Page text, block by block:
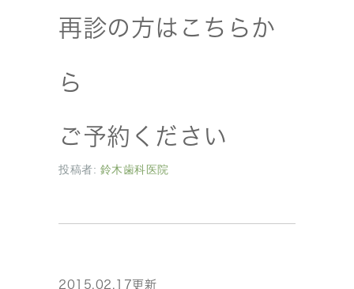
再診の方はこちらか
ら
ご予約ください
投稿者: 鈴木歯科医院
2015.02.17更新